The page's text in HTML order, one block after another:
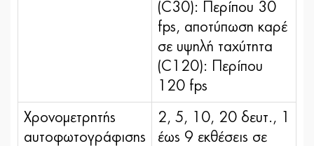
(C30): Περίπου 30
fps, αποτύπωση καρέ
σε υψηλή ταχύτητα
(C120): Περίπου
120 fps
Χρονομετρητής
αυτοφωτογράφισης
2, 5, 10, 20 δευτ., 1
έως 9 εκθέσεις σε